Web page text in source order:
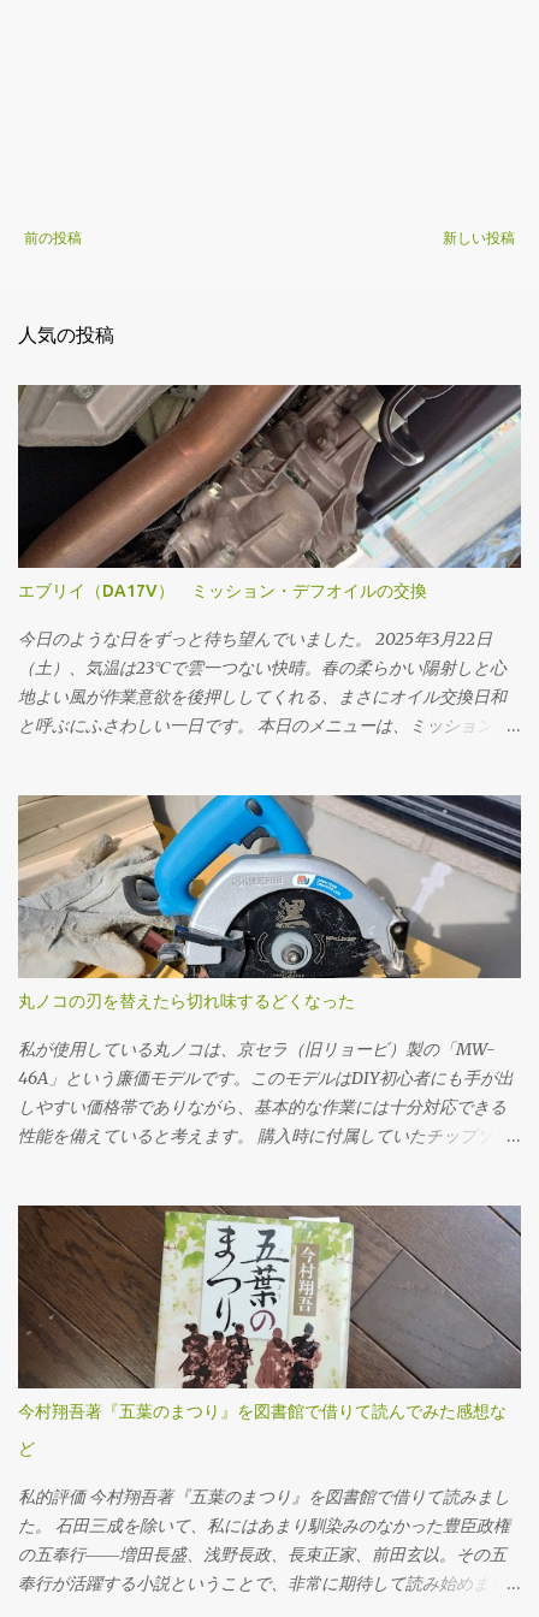
新しい投稿
前の投稿
人気の投稿
エブリイ（DA17V） ミッション・デフオイルの交換
今日のような日をずっと待ち望んでいました。 2025年3月22日
（土）、気温は23℃で雲一つない快晴。春の柔らかい陽射しと心
地よい風が作業意欲を後押ししてくれる、まさにオイル交換日和
と呼ぶにふさわしい一日です。 本日のメニューは、ミッションオ
グの改善はもちろん、長く付き合っていくためのメンテナンスと
しても重要な作業です。 まず取りかかったのはミッションオイル
の交換。 工具は10mmのドレンプラグソケットを使用。手順とし
ては、フィラープラグ → ドレンプラグ の順に外していきます。こ
れは必ず守るべき基本です。先にフィラープラグをはずさない
と、ドレンだけ抜いてしまった後でオイルを入れられない、クル
マを動かすことができないというトラブルになりかねません。 フ
ィラープラグを緩めるには、思いのほか力が必要でした。固着し
ていたのか、レンチに体重をかけるようにしてようやく回るとい
う状態でした。じっくり慎重にトルクをかけていきました。クル
マの下に潜っての作業なので、なかなか思うように力を入れられ
ません。 ドレンプラグの磁石にはかなりの鉄粉が付いてました
す。自転車用に買ったトルクレンチを久しぶりに使ってみまし
た。 ここ（フィラーも）は液体ガスケットを塗布する必要があり
ます。 このホルツの液体ガスケットを買いましたが、液体ガスケ
ット自体、初めて使用です。適当に指で付けました。 オイルの注
入は、この400ccオイル差しを使いました。注入口を火で炙って曲
げてあります。 エブリイ（MT/4WD）のミッションオイルは2.6ℓ
なので、ここにオイルを7回入れないといけません。とても面倒で
した。やはり灯油を入れるポンプなど、他の方法を考えた方が良
さそうです。 ミッションオイルは、スズキの指定オイルを使いま
す。 正直なところ、先ほどのミッションオイル交換だけでかなり
体力を消耗してしまい、作業中の写真はほとんど撮れていませ
ん。特にオイルの注入に手こずった...
丸ノコの刃を替えたら切れ味するどくなった
私が使用している丸ノコは、京セラ（旧リョービ）製の「MW-
46A」という廉価モデルです。このモデルはDIY初心者にも手が出
しやすい価格帯でありながら、基本的な作業には十分対応できる
性能を備えていると考えます。 購入時に付属していたチップソー
も多少ささくれが残るものの、DIYレベルであれば許容範囲だろう
と感じていたのです。 ところが、使用を重ねるうちに、私は重大
なミスを経験することになります。特に初期の頃は、安全対策や
正しい使用方法に対する理解が浅く、いわゆる「キックバック
（材料や刃が跳ね返る現象）」を複数回起こしてしまいました。
丸ノコ本体が突然自分の方へ飛び出したり、切断中の木材がもの
すごい勢いで前方に吹き飛ぶなど、とても危険で恐ろしい思いを
しました。この経験がトラウマとなり、一時期は丸ノコの使用自
体に強い不安を感じ、使用を避けるようになってしまいました。
全に正しく使いたいという思いから、丸ノコの使い方や刃の種類
について改めて調べ直しました。その中で、丸ノコの刃（チップ
ソー）には用途や仕上がりに応じてさまざまな種類があり、刃数
や素材、価格も非常に幅広いことを初めて知りました。 特に気に
今村翔吾著『五葉のまつり』を図書館で借りて読んでみた感想な
ど
私的評価 今村翔吾著『五葉のまつり』を図書館で借りて読みまし
た。 石田三成を除いて、私にはあまり馴染みのなかった豊臣政権
の五奉行――増田長盛、浅野長政、長束正家、前田玄以。その五
奉行が活躍する小説ということで、非常に期待して読み始めまし